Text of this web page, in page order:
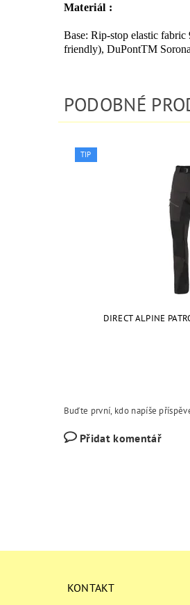
Materiál :
Base: Rip-stop elastic
friendly), DuPontTM
PODOBNÉ
TIP
DIRECT ALPINE
Buďte první, kdo napíše
Přidat komentář
KONTAKT